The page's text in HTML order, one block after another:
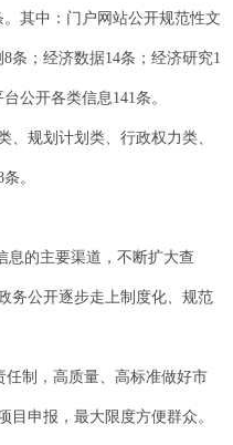
其中：门户网站公开规范性文
条；经济数据14条；经济研究1
公开各类信息141条。
规划计划类、行政权力类、
。
息的主要渠道，不断扩大查
务公开逐步走上制度化、规范
任制，高质量、高标准做好市
申报，最大限度方便群众。